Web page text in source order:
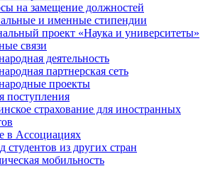
на замещение должностей
и именные стипендии
проект «Наука и университеты»
связи
деятельность
партнерская сеть
проекты
поступления
страхование для иностранных
в Ассоциациях
студентов из других стран
мобильность